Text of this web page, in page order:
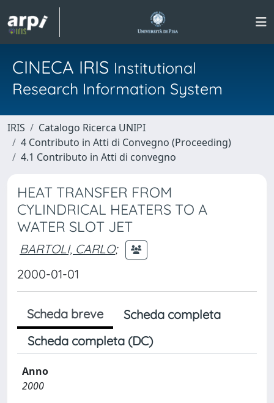
CINECA IRIS Institutional
Research Information System
IRIS
Catalogo Ricerca UNIPI
4 Contributo in Atti di Convegno (Proceeding)
4.1 Contributo in Atti di convegno
HEAT TRANSFER FROM
CYLINDRICAL HEATERS TO A
WATER SLOT JET
BARTOLI, CARLO;
2000-01-01
Scheda breve
Scheda completa
Scheda completa (DC)
Anno
2000